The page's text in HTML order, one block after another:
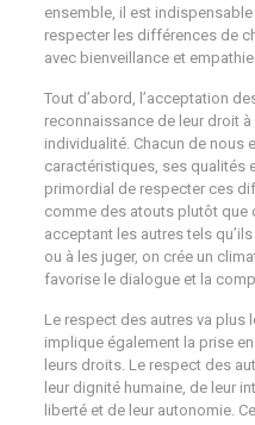
ensemble, il est
respecter les différences de
avec bienveillance et empathie.
Tout d’abord, l’acceptation
reconnaissance de leur droit
individualité. Chacun de nous
caractéristiques, ses qualités
primordial de respecter ces
comme des atouts plutôt que
acceptant les autres tels
ou à les juger, on crée un
favorise le dialogue et la
Le respect des autres va plus
implique également la prise
leurs droits. Le respect des
leur dignité humaine, de leur
liberté et de leur autonomie.